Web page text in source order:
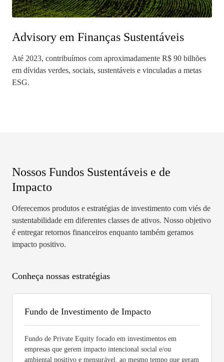
Advisory em Finanças Sustentáveis
Até 2023, contribuímos com aproximadamente R$ 90 bilhões
em dívidas verdes, sociais, sustentáveis e vinculadas a metas
ESG.
Nossos Fundos Sustentáveis e de
Impacto
Oferecemos produtos e estratégias de investimento com viés de
sustentabilidade em diferentes classes de ativos. Nosso objetivo
é entregar retornos financeiros enquanto também geramos
impacto positivo.
Conheça nossas estratégias
Fundo de Investimento de Impacto
Fundo de Private Equity focado em investimentos em
empresas que gerem impacto intencional social e/ou
ambiental positivo e mensurável, ao mesmo tempo que geram